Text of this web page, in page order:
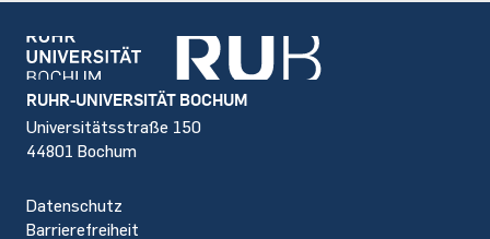
Footer
RUHR-UNIVERSITÄT BOCHUM
Universitätsstraße 150
44801 Bochum
Datenschutz
Barrierefreiheit